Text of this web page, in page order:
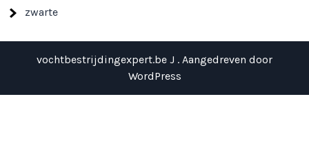
zwarte
vochtbestrijdingexpert.be J . Aangedreven door
WordPress